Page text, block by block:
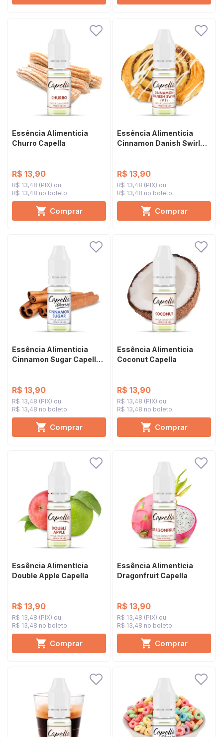
Essência Alimentícia
Churro Capella
R$ 13,90
R$ 13,48 (PIX)
R$ 13,48 no boleto
Comprar
Essência Alimentícia
Cinnamon Danish Swirl
R$ 13,90
R$ 13,48 (PIX)
R$ 13,48 no boleto
Comprar
Essência Alimentícia
Cinnamon Sugar Capella
R$ 13,90
R$ 13,48 (PIX)
R$ 13,48 no boleto
Comprar
Essência Alimentícia
Coconut Capella
R$ 13,90
R$ 13,48 (PIX)
R$ 13,48 no boleto
Comprar
Essência Alimentícia
Double Apple Capella
R$ 13,90
R$ 13,48 (PIX)
R$ 13,48 no boleto
Comprar
Essência Alimentícia
Dragonfruit Capella
R$ 13,90
R$ 13,48 (PIX)
R$ 13,48 no boleto
Comprar